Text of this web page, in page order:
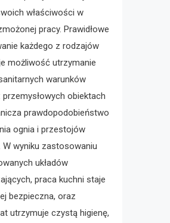
właściwości w
pracy. Prawidłowe
każdego z rodzajów
możliwość utrzymanie
warunków
obiektach
prawdopodobieństwo
ognia i przestojów
W wyniku zastosowaniu
układów
praca kuchni staje
bezpieczna, oraz
utrzymuje czystą higienę,